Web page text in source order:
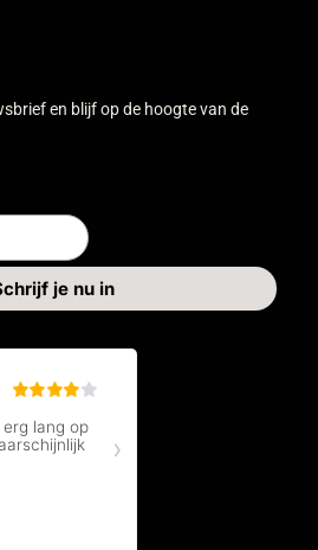
en blijf op de hoogte van de